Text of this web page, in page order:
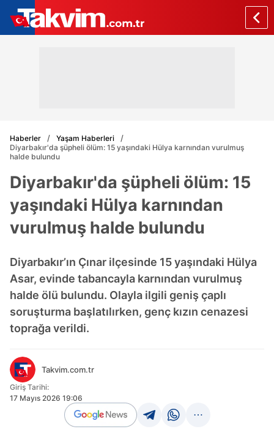
Haberler
Yaşam Haberleri
Diyarbakır'da şüpheli ölüm: 15 yaşındaki Hülya karnından vurulmuş
halde bulundu
Diyarbakır'da şüpheli ölüm: 15
yaşındaki Hülya karnından
vurulmuş halde bulundu
Diyarbakır’ın Çınar ilçesinde 15 yaşındaki Hülya
Asar, evinde tabancayla karnından vurulmuş
halde ölü bulundu. Olayla ilgili geniş çaplı
soruşturma başlatılırken, genç kızın cenazesi
toprağa verildi.
Takvim.com.tr
Giriş Tarihi:
17 Mayıs 2026 19:06